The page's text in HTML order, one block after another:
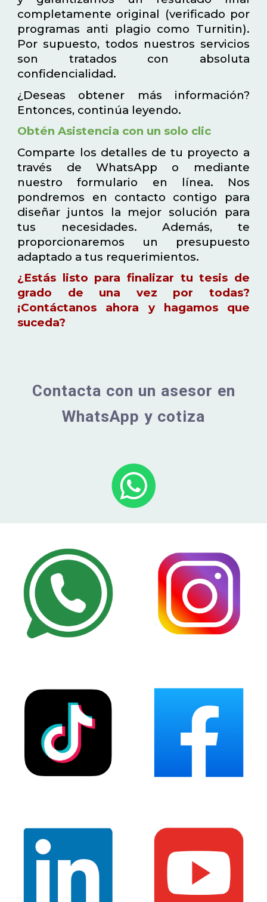
completamente original (verificado por
programas anti plagio como Turnitin).
Por supuesto, todos nuestros servicios
son tratados con absoluta
confidencialidad.
¿Deseas obtener más información?
Entonces, continúa leyendo.
Obtén Asistencia con un solo clic
Comparte los detalles de tu proyecto a
través de WhatsApp o mediante
nuestro formulario en línea. Nos
pondremos en contacto contigo para
diseñar juntos la mejor solución para
tus necesidades. Además, te
proporcionaremos un presupuesto
adaptado a tus requerimientos.
¿Estás listo para finalizar tu tesis de
grado de una vez por todas?
¡Contáctanos ahora y hagamos que
suceda?
Contacta con un asesor en
WhatsApp y cotiza